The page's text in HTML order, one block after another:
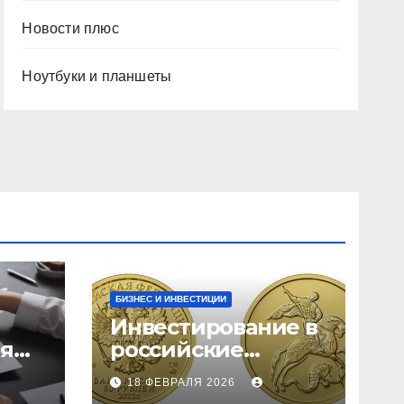
Новости плюс
Ноутбуки и планшеты
БИЗНЕС И ИНВЕСТИЦИИ
Инвестирование в
российские
золотые монеты:
подробное
18 ФЕВРАЛЯ 2026